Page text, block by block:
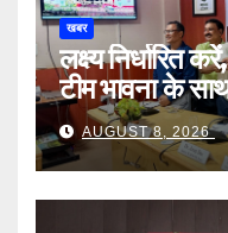
खबर
लक्ष्य निर्धारित
टीम भावना के
AUGUST 8, 2026